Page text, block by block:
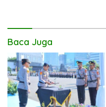
Baca Juga